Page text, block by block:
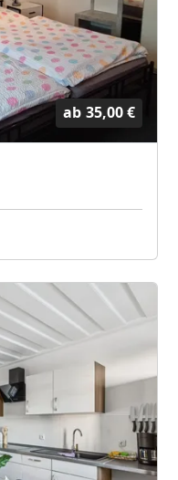
ab 35,00 €